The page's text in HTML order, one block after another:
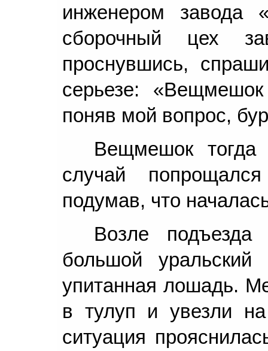
инженером завода
сборочный цех
проснувшись,
серьезе:
поняв мой вопрос,
Вещмешок
случай
подумав, что
Возле
большой
упитанная лошадь.
в тулуп и увезли
ситуация